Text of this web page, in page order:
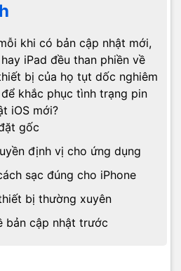
khi có bản cập nhật mới,
iPad đều than phiền về
bị của họ tụt dốc nghiêm
khắc phục tình trạng pin
iOS mới?
gốc
định vị cho ứng dụng
sạc đúng cho iPhone
bị thường xuyên
bản cập nhật trước